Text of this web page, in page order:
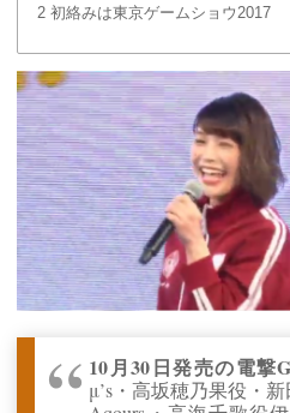
2 初絡みは東京ゲームショウ2017
10月30日発売の電撃
μ’s・高坂穂乃果役・